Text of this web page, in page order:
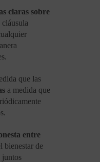
claras sobre
cláusula
que las
a medida que
entre
bienestar de
juntos